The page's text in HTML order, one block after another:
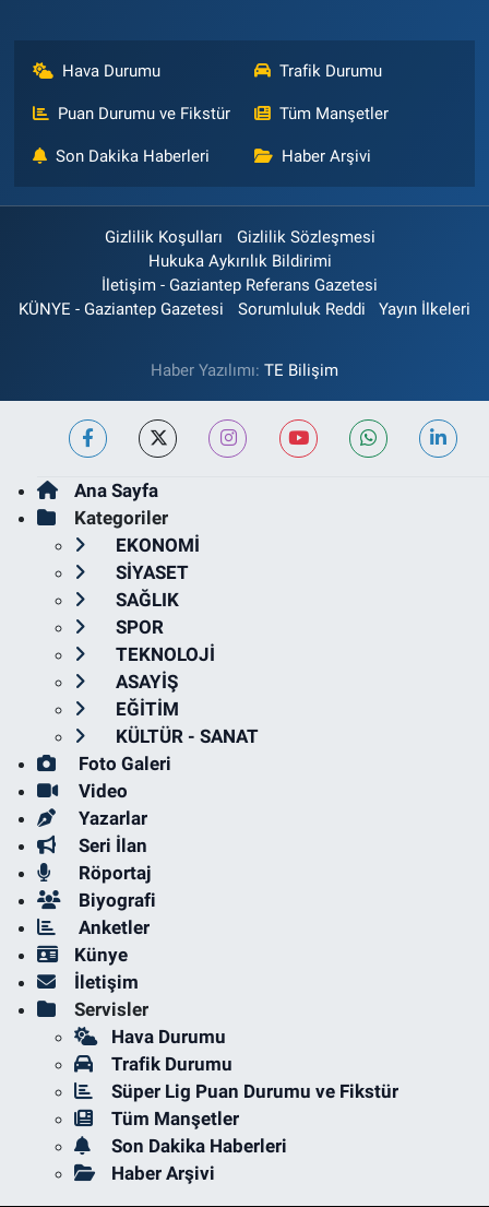
Hava Durumu Trafik Durumu
Puan Durumu ve Fikstür Tüm Manşetler
Son Dakika Haberleri Haber Arşivi
Gizlilik Koşulları
Gizlilik Sözleşmesi
Hukuka Aykırılık Bildirimi
İletişim - Gaziantep Referans Gazetesi
KÜNYE - Gaziantep Gazetesi
Sorumluluk Reddi Yayın İlkeleri
Haber Yazılımı: TE Bilişim
Ana Sayfa
Kategoriler
EKONOMİ
SİYASET
SAĞLIK
SPOR
TEKNOLOJİ
ASAYİŞ
EĞİTİM
KÜLTÜR - SANAT
Foto Galeri
Video
Yazarlar
Seri İlan
Röportaj
Biyografi
Anketler
Künye
İletişim
Servisler
Hava Durumu
Trafik Durumu
Süper Lig Puan Durumu ve Fikstür
Tüm Manşetler
Son Dakika Haberleri
Haber Arşivi